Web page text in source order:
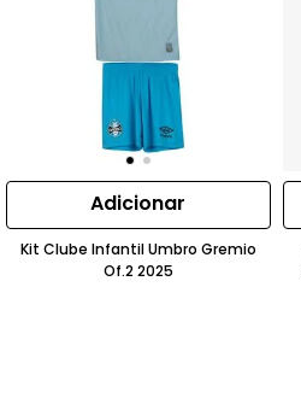
Adicionar
Kit Clube Infantil Umbro Gremio
Of.2 2025